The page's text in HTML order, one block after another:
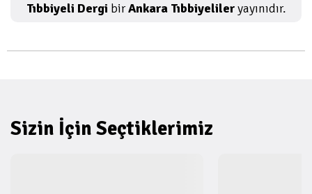
Tıbbiyeli Dergi birAnkara Tıbbiyelileryayınıdır.
Sizin İçin Seçtiklerimiz